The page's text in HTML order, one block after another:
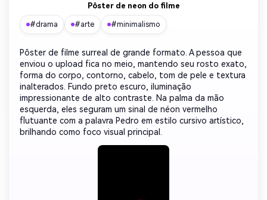
Pôster de neon do filme
#drama #arte #minimalismo
Pôster de filme surreal de grande formato. A pessoa que
enviou o upload fica no meio, mantendo seu rosto exato,
forma do corpo, contorno, cabelo, tom de pele e textura
inalterados. Fundo preto escuro, iluminação
impressionante de alto contraste. Na palma da mão
esquerda, eles seguram um sinal de néon vermelho
flutuante com a palavra Pedro em estilo cursivo artístico,
brilhando como foco visual principal.